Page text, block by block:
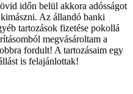
időn belül akkora adósságot
Az állandó banki
tartozások fizetése pokollá
megvásároltam a
fordult! A tartozásaim egy
is felajánlottak!